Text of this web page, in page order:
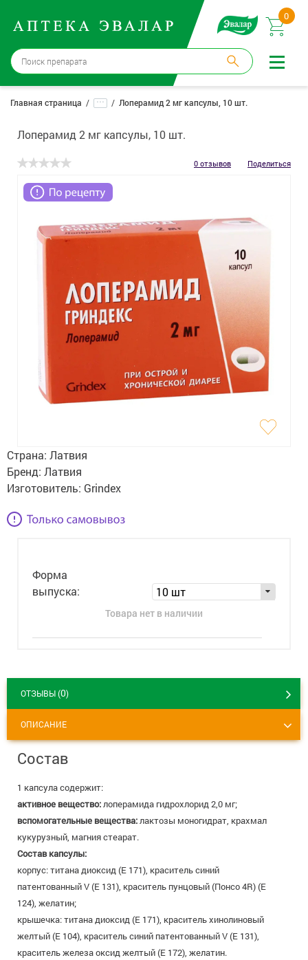
0
Бийск→ 15 аптек
Доставка и оплата
Способ получения:
Лекарства
Изделия медицинского назначения
Планирование семьи
Медтехника
Ортопедия
Мама и малыш
Уход за больными
Скидки и акции
Главная страница ... Лоперамид 2 мг капсулы, 10 шт.
Лоперамид 2 мг капсулы, 10 шт.
0 отзывов Поделиться
Страна: Латвия
Бренд: Латвия
Изготовитель: Grindex
Форма
выпуска:
10 шт
Товара нет в наличии
ОТЗЫВЫ (0)
ОПИСАНИЕ
Состав
1 капсула содержит:
активное вещество:лоперамида гидрохлорид 2,0 мг;
вспомогательные вещества:лактозы моногидрат, крахмал
кукурузный, магния стеарат.
Состав капсулы:
корпус: титана диоксид (Е 171), краситель синий
патентованный V (Е 131), краситель пунцовый (Понсо 4R) (Е
124), желатин;
крышечка: титана диоксид (Е 171), краситель хинолиновый
желтый (Е 104), краситель синий патентованный V (Е 131),
краситель железа оксид желтый (Е 172), желатин.